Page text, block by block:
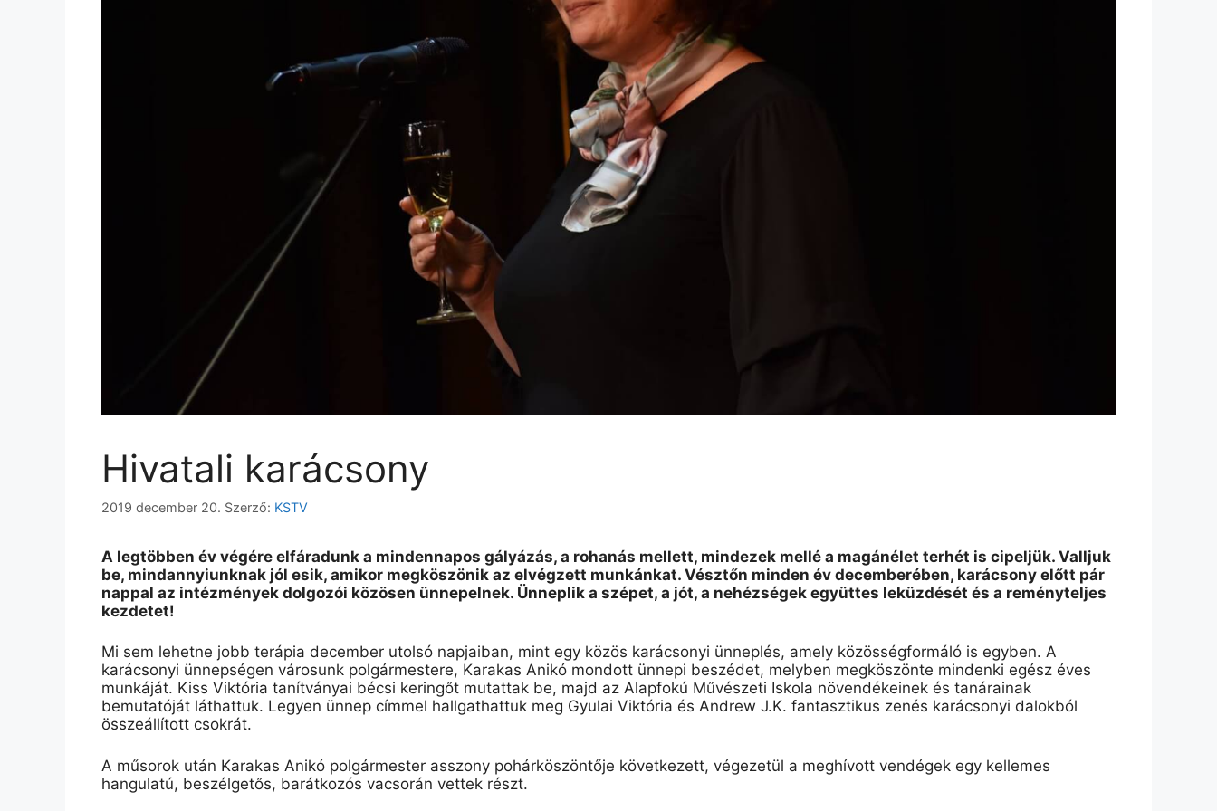
Hivatali karácsony
2019 december 20. Szerző: KSTV
A legtöbben év végére elfáradunk a mindennapos gályázás, a rohanás mellett, mindezek mellé a magánélet terhét is cipeljük. Valljuk
be, mindannyiunknak jól esik, amikor megköszönik az elvégzett munkánkat. Vésztőn minden év decemberében, karácsony előtt pár
nappal az intézmények dolgozói közösen ünnepelnek. Ünneplik a szépet, a jót, a nehézségek együttes leküzdését és a reményteljes
kezdetet!
Mi sem lehetne jobb terápia december utolsó napjaiban, mint egy közös karácsonyi ünneplés, amely közösségformáló is egyben. A
karácsonyi ünnepségen városunk polgármestere, Karakas Anikó mondott ünnepi beszédet, melyben megköszönte mindenki egész éves
munkáját. Kiss Viktória tanítványai bécsi keringőt mutattak be, majd az Alapfokú Művészeti Iskola növendékeinek és tanárainak
bemutatóját láthattuk. Legyen ünnep címmel hallgathattuk meg Gyulai Viktória és Andrew J.K. fantasztikus zenés karácsonyi dalokból
összeállított csokrát.
A műsorok után Karakas Anikó polgármester asszony pohárköszöntője következett, végezetül a meghívott vendégek egy kellemes
hangulatú, beszélgetős, barátkozós vacsorán vettek részt.